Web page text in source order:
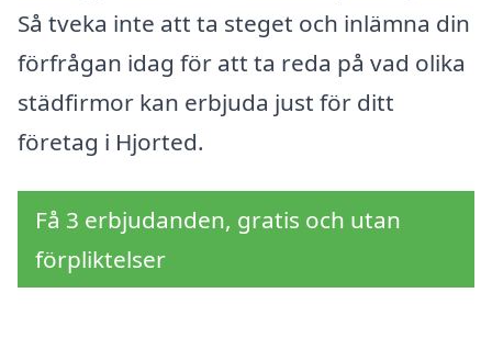
Så tveka inte att ta steget och inlämna din
förfrågan idag för att ta reda på vad olika
städfirmor kan erbjuda just för ditt
företag i Hjorted.
Få 3 erbjudanden, gratis och utan
förpliktelser